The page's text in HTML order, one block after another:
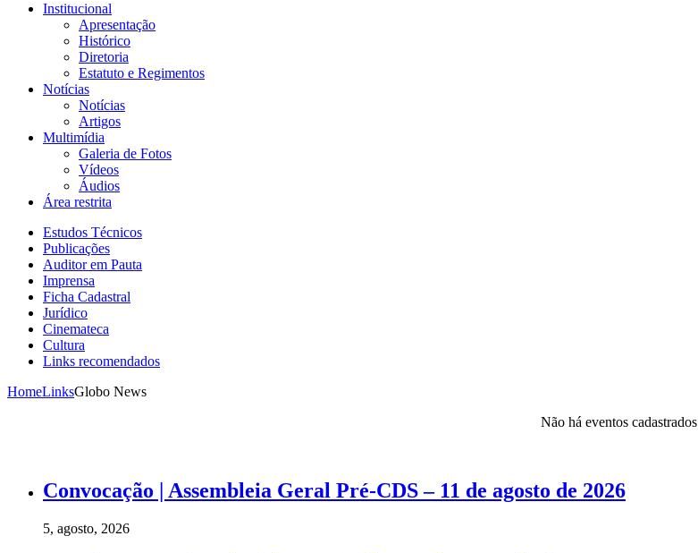
Institucional
Apresentação
Histórico
Diretoria
Estatuto e Regimentos
Notícias
Notícias
Artigos
Multimídia
Galeria de Fotos
Vídeos
Áudios
Área restrita
Estudos Técnicos
Publicações
Auditor em Pauta
Imprensa
Ficha Cadastral
Jurídico
Cinemateca
Cultura
Links recomendados
HomeLinksGlobo News
Não há eventos cadastrados
Convocação | Assembleia Geral Pré-CDS – 11 de agosto de 2026
5, agosto, 2026